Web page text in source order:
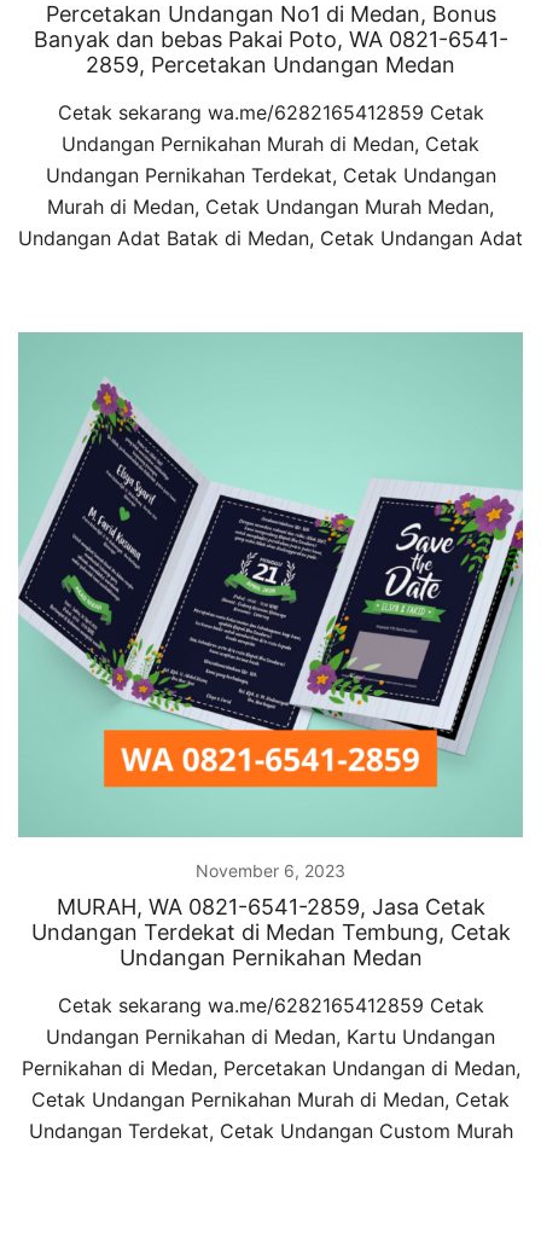
Percetakan Undangan No1 di Medan, Bonus
Banyak dan bebas Pakai Poto, WA 0821-6541-
2859, Percetakan Undangan Medan
Cetak sekarang wa.me/6282165412859 Cetak
Undangan Pernikahan Murah di Medan, Cetak
Undangan Pernikahan Terdekat, Cetak Undangan
Murah di Medan, Cetak Undangan Murah Medan,
Undangan Adat Batak di Medan, Cetak Undangan Adat
November 6, 2023
MURAH, WA 0821-6541-2859, Jasa Cetak
Undangan Terdekat di Medan Tembung, Cetak
Undangan Pernikahan Medan
Cetak sekarang wa.me/6282165412859 Cetak
Undangan Pernikahan di Medan, Kartu Undangan
Pernikahan di Medan, Percetakan Undangan di Medan,
Cetak Undangan Pernikahan Murah di Medan, Cetak
Undangan Terdekat, Cetak Undangan Custom Murah